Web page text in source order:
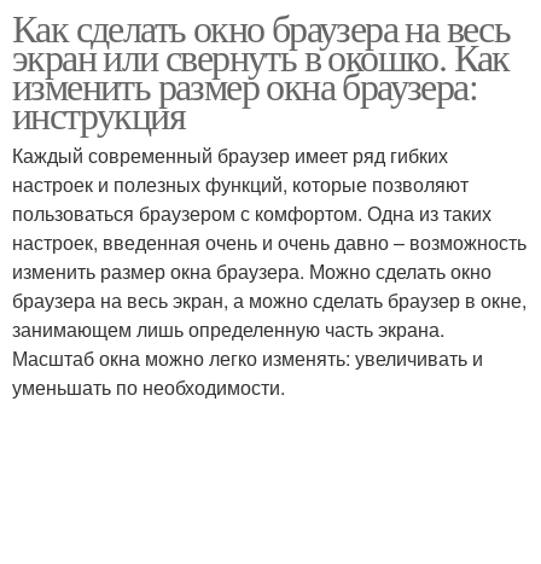
Как сделать окно браузера на весь
экран или свернуть в окошко. Как
изменить размер окна браузера:
инструкция
Каждый современный браузер имеет ряд гибких
настроек и полезных функций, которые позволяют
пользоваться браузером с комфортом. Одна из таких
настроек, введенная очень и очень давно – возможность
изменить размер окна браузера. Можно сделать окно
браузера на весь экран, а можно сделать браузер в окне,
занимающем лишь определенную часть экрана.
Масштаб окна можно легко изменять: увеличивать и
уменьшать по необходимости.